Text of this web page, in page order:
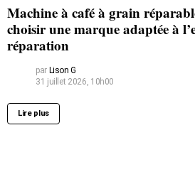
Machine à café à grain
choisir une marque adaptée à
réparation
par Lison G
31 juillet 2026, 10h00
Lire plus